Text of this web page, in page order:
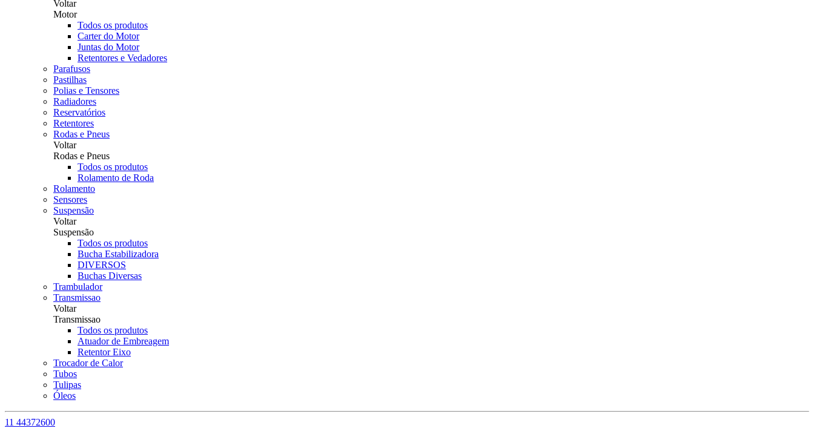
Voltar
Motor
Todos os produtos
Carter do Motor
Juntas do Motor
Retentores e Vedadores
Parafusos
Pastilhas
Polias e Tensores
Radiadores
Reservatórios
Retentores
Rodas e Pneus
Voltar
Rodas e Pneus
Todos os produtos
Rolamento de Roda
Rolamento
Sensores
Suspensão
Voltar
Suspensão
Todos os produtos
Bucha Estabilizadora
DIVERSOS
Buchas Diversas
Trambulador
Transmissao
Voltar
Transmissao
Todos os produtos
Atuador de Embreagem
Retentor Eixo
Trocador de Calor
Tubos
Tulipas
Óleos
11 44372600